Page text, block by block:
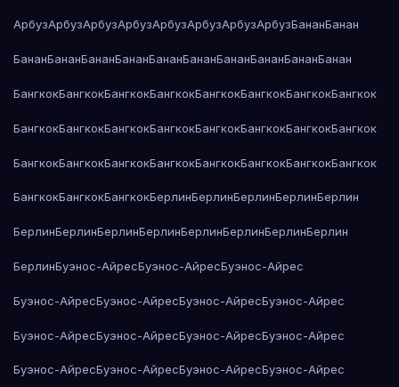
АрбузАрбузАрбузАрбузАрбузАрбузАрбузАрбузБананБанан
БананБананБананБананБананБананБананБананБананБанан
БангкокБангкокБангкокБангкокБангкокБангкокБангкокБангкок
БангкокБангкокБангкокБангкокБангкокБангкокБангкокБангкок
БангкокБангкокБангкокБангкокБангкокБангкокБангкокБангкок
БангкокБангкокБангкокБерлинБерлинБерлинБерлинБерлин
БерлинБерлинБерлинБерлинБерлинБерлинБерлинБерлин
БерлинБуэнос-АйресБуэнос-АйресБуэнос-Айрес
Буэнос-АйресБуэнос-АйресБуэнос-АйресБуэнос-Айрес
Буэнос-АйресБуэнос-АйресБуэнос-АйресБуэнос-Айрес
Буэнос-АйресБуэнос-АйресБуэнос-АйресБуэнос-Айрес